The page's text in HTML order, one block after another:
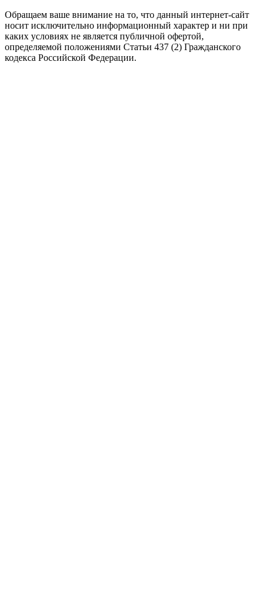
Обращаем ваше внимание на то, что данный интернет-сайт
носит исключительно информационный характер и ни при
каких условиях не является публичной офертой,
определяемой положениями Статьи 437 (2) Гражданского
кодекса Российской Федерации.